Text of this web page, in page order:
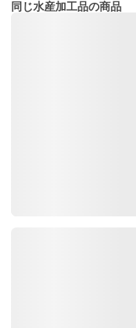
同じ水産加工品の商品